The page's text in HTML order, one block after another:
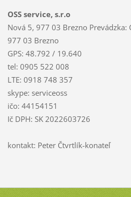
OSS service, s.r.o
Nová 5, 977 03 Brezno Prevádzka:
977 03 Brezno
GPS: 48.792 / 19.640
tel: 0905 522 008
LTE: 0918 748 357
skype: serviceoss
ičo: 44154151
Ič DPH: SK 2022603726
kontakt: Peter Čtvrtlík-konateľ